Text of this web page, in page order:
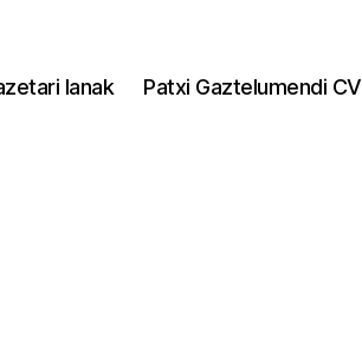
lanak Patxi Gaztelumendi CV